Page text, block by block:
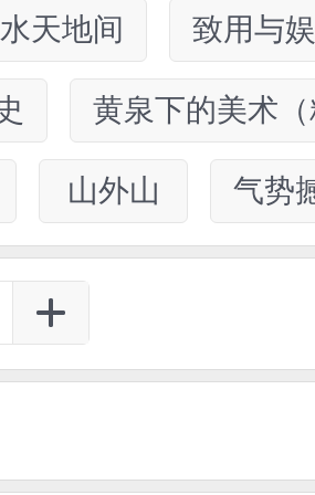
天地间 致用与
黄泉下的美术（
山外山 气势